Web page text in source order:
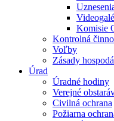
Komisie
Kontrolná
Voľby
Zásady
Úrad
Úradné hodiny
Verejné
Civilná ochrana
Požiarna